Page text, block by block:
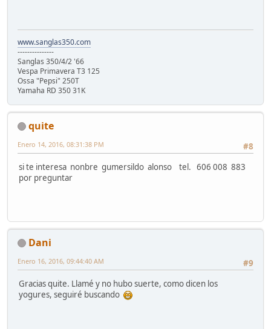
www.sanglas350.com
---------------
Sanglas 350/4/2 '66
Vespa Primavera T3 125
Ossa "Pepsi" 250T
Yamaha RD 350 31K
quite
#8
Enero 14, 2016, 08:31:38 PM
si te interesa nonbre gumersildo alonso tel. 606 008 883
por preguntar
Dani
#9
Enero 16, 2016, 09:44:40 AM
Gracias quite. Llamé y no hubo suerte, como dicen los
yogures, seguiré buscando